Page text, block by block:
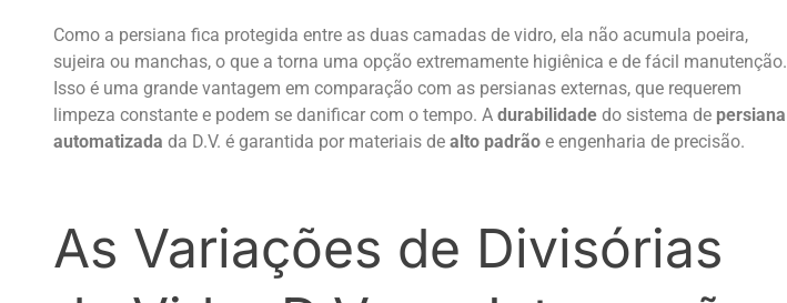
Como a persiana fica protegida entre as duas camadas de vidro, ela não acumula poeira,
sujeira ou manchas, o que a torna uma opção extremamente higiênica e de fácil manutenção.
Isso é uma grande vantagem em comparação com as persianas externas, que requerem
limpeza constante e podem se danificar com o tempo. A durabilidade do sistema de persiana
automatizada da D.V. é garantida por materiais de alto padrão e engenharia de precisão.
As Variações de Divisórias